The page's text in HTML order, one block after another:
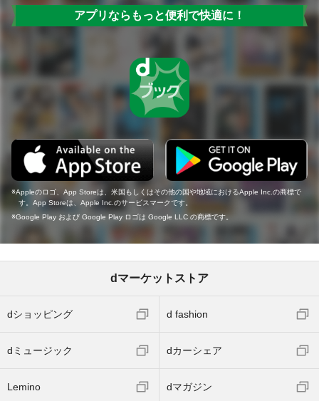
アプリならもっと便利で快適に！
Appleのロゴ、App Storeは、米国もしくはその他の国や地域におけるApple Inc.の商標で
す。App Storeは、Apple Inc.のサービスマークです。
Google Play および Google Play ロゴは Google LLC の商標です。
dマーケットストア
dショッピング d fashion
dミュージック dカーシェア
Lemino dマガジン